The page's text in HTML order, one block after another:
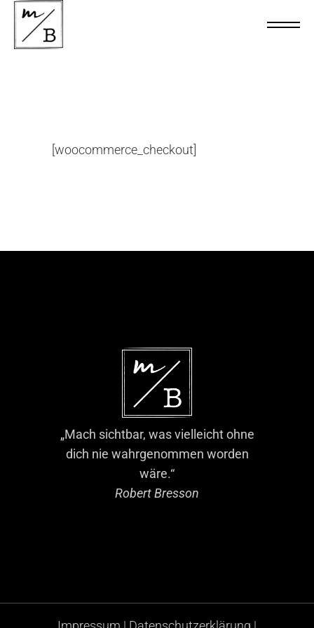
[woocommerce_checkout]
„Mach sichtbar, was vielleicht ohne
dich nie wahrgenommen worden
wäre.“
Robert Bresson